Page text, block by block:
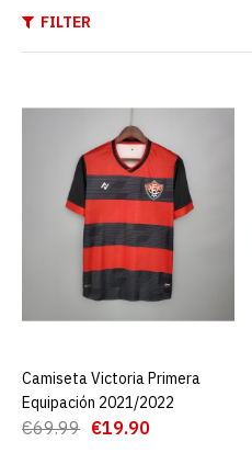
FILTER
AGREGAR AL CARRO
Camiseta Victoria Primera
Equipación 2021/2022
€69.99 €19.90